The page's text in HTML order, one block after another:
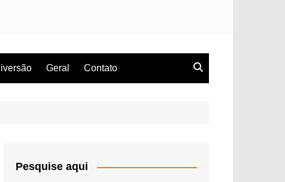
Geral Contato
Pesquise aqui